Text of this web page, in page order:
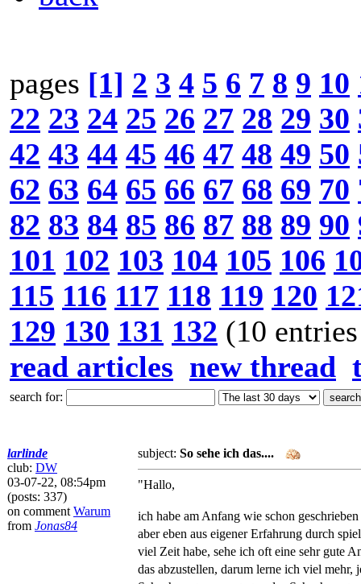
pages [1] 2 3 4 5 6 7 8 9 10
22 23 24 25 26 27 28 29 30
42 43 44 45 46 47 48 49 50
62 63 64 65 66 67 68 69 70
82 83 84 85 86 87 88 89 90
101 102 103 104 105 106
115 116 117 118 119 120
129 130 131 132 (10
read articles new thread
search for:
larlinde
club: DW
03-07-22, 08:54pm
(posts: 337)
on comment Warum
from Jonas84
subject: So sehe ich das....
"Hallo,
ich habe am Anfang wie schon
aber eben aus eigener Erfahrung durch
viel Zeit habe, sehe ich oft eine sehr gute
das abzustellen, darum lerne ich viel